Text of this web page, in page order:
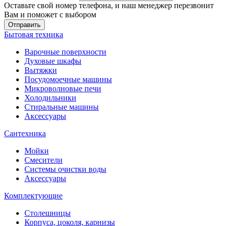
Оставьте свой номер телефона, и наш менеджер перезвонит
Вам и поможет с выбором
Отправить
Бытовая техника
Варочные поверхности
Духовые шкафы
Вытяжки
Посудомоечные машины
Микроволновые печи
Холодильники
Стиральные машины
Аксессуары
Сантехника
Мойки
Смесители
Системы очистки воды
Аксессуары
Комплектующие
Столешницы
Корпуса, цоколя, карнизы